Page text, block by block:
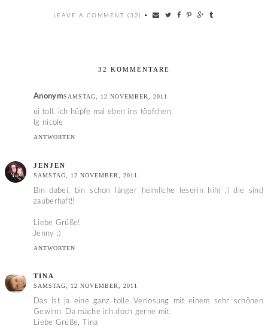
LEAVE A COMMENT (32) •
32 KOMMENTARE
AnonymSAMSTAG, 12 NOVEMBER, 2011
ui toll, ich hüpfe mal eben ins töpfchen.
lg nicole
ANTWORTEN
JENJEN
SAMSTAG, 12 NOVEMBER, 2011
Bin dabei, bin schon länger heimliche leserin hihi :) die sind
zauberhaft!!
Liebe Grüße!
Jenny :)
ANTWORTEN
TINA
SAMSTAG, 12 NOVEMBER, 2011
Das ist ja eine ganz tolle Verlosung mit einem sehr schönen
Gewinn. Da mache ich doch gerne mit.
Liebe Grüße, Tina